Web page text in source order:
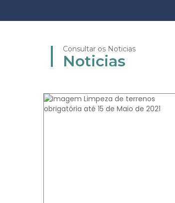
Consultar os Noticias
Noticias